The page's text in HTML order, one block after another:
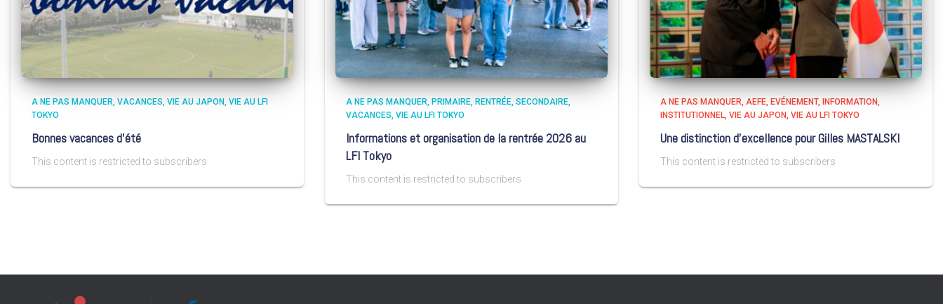
A NE PAS MANQUER VACANCES VIE AU JAPON VIE AU LFI
TOKYO
Bonnes vacances d’été
This content is restricted to subscribers
A NE PAS MANQUER PRIMAIRE RENTRÉE SECONDAIRE
VACANCES VIE AU LFI TOKYO
Informations et organisation de la rentrée 2026 au
LFI Tokyo
This content is restricted to subscribers
A NE PAS MANQUER AEFE EVÉNEMENT INFORMATION
INSTITUTIONNEL VIE AU JAPON VIE AU LFI TOKYO
Une distinction d’excellence pour Gilles MASTALSKI
This content is restricted to subscribers